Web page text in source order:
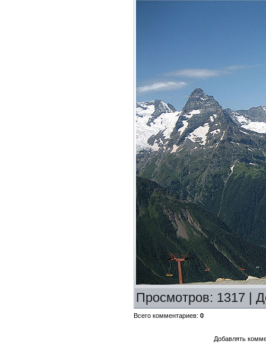
Просмотров: 1317 |
Всего комментариев: 0
Добавлять